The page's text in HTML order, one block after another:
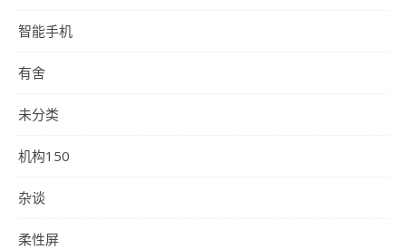
智能手机
有舍
未分类
机构150
杂谈
柔性屏